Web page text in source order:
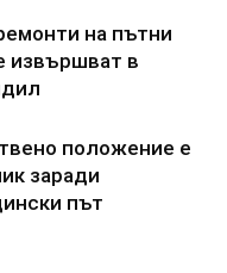
на пътни
извършват в
положение е
заради
път